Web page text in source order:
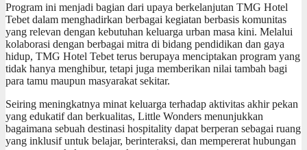
Program ini menjadi bagian dari upaya berkelanjutan TMG Hotel
Tebet dalam menghadirkan berbagai kegiatan berbasis komunitas
yang relevan dengan kebutuhan keluarga urban masa kini. Melalui
kolaborasi dengan berbagai mitra di bidang pendidikan dan gaya
hidup, TMG Hotel Tebet terus berupaya menciptakan program yang
tidak hanya menghibur, tetapi juga memberikan nilai tambah bagi
para tamu maupun masyarakat sekitar.
Seiring meningkatnya minat keluarga terhadap aktivitas akhir pekan
yang edukatif dan berkualitas, Little Wonders menunjukkan
bagaimana sebuah destinasi hospitality dapat berperan sebagai ruang
yang inklusif untuk belajar, berinteraksi, dan mempererat hubungan